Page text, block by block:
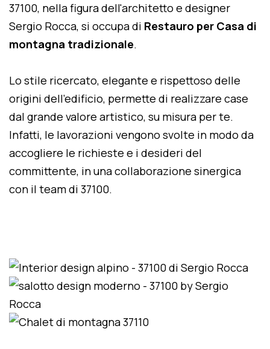
37100, nella figura dell'architetto e designer
Sergio Rocca, si occupa di Restauro per Casa di
montagna tradizionale.
Lo stile ricercato, elegante e rispettoso delle
origini dell'edificio, permette di realizzare case
dal grande valore artistico, su misura per te.
Infatti, le lavorazioni vengono svolte in modo da
accogliere le richieste e i desideri del
committente, in una collaborazione sinergica
con il team di 37100.